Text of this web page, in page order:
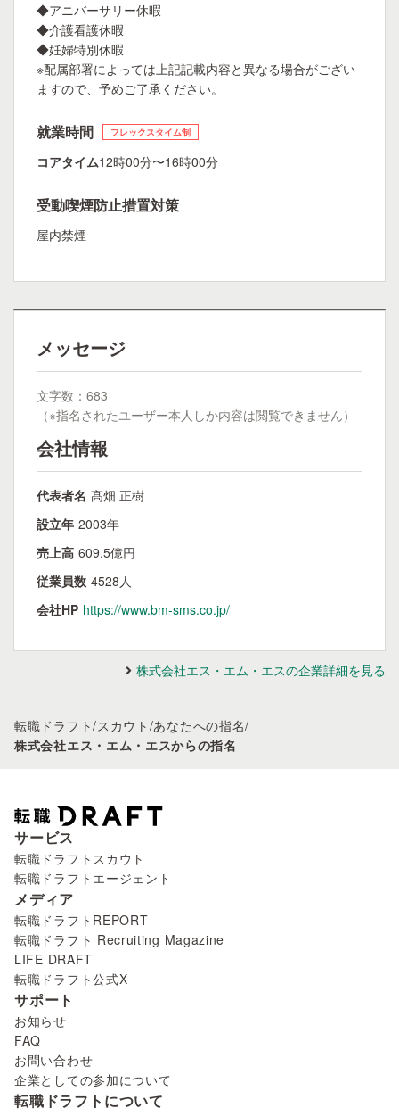
◆アニバーサリー休暇
◆介護看護休暇
◆妊婦特別休暇
※配属部署によっては上記記載内容と異なる場合がござい
ますので、予めご了承ください。
就業時間 フレックスタイム制
コアタイム12時00分〜16時00分
受動喫煙防止措置対策
屋内禁煙
メッセージ
文字数：683
（※指名されたユーザー本人しか内容は閲覧できません）
会社情報
代表者名 髙畑 正樹
設立年 2003年
売上高 609.5億円
従業員数 4528人
会社HP https://www.bm-sms.co.jp/
株式会社エス・エム・エスの企業詳細を見る
転職ドラフト/スカウト /あなたへの指名/
株式会社エス・エム・エスからの指名
サービス
転職ドラフトスカウト
転職ドラフトエージェント
メディア
転職ドラフトREPORT
転職ドラフト Recruiting Magazine
LIFE DRAFT
転職ドラフト公式X
サポート
お知らせ
FAQ
お問い合わせ
企業としての参加について
転職ドラフトについて